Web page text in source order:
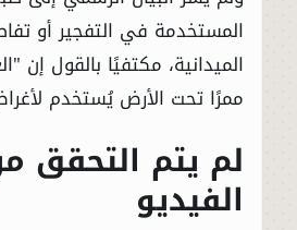
المستخدمة في التفجير أو
الميدانية، مكتفيًا بالقول إن
ممرًا تحت الأرض يُستخدم
لم يتم التحقق
الفيديو